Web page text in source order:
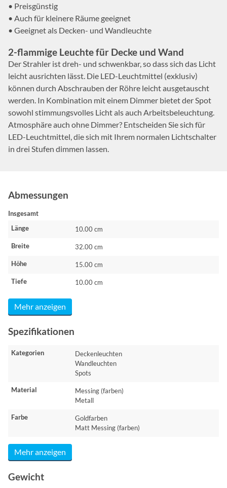
• Preisgünstig
• Auch für kleinere Räume geeignet
• Geeignet als Decken- und Wandleuchte
2-flammige Leuchte für Decke und Wand
Der Strahler ist dreh- und schwenkbar, so dass sich das Licht
leicht ausrichten lässt. Die LED-Leuchtmittel (exklusiv)
können durch Abschrauben der Röhre leicht ausgetauscht
werden. In Kombination mit einem Dimmer bietet der Spot
sowohl stimmungsvolles Licht als auch Arbeitsbeleuchtung.
Atmosphäre auch ohne Dimmer? Entscheiden Sie sich für
LED-Leuchtmittel, die sich mit Ihrem normalen Lichtschalter
in drei Stufen dimmen lassen.
Abmessungen
Insgesamt
Länge
10.00 cm
Breite 32.00 cm
Höhe 15.00 cm
Tiefe 10.00 cm
Mehr anzeigen
Spezifikationen
Kategorien
Deckenleuchten
Wandleuchten
Spots
Material
Messing (farben)
Metall
Farbe
Goldfarben
Matt Messing (farben)
Mehr anzeigen
Gewicht